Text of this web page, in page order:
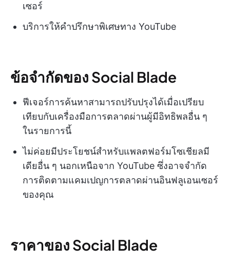
เซอร์
บริการให้คำปรึกษาพิเศษทาง YouTube
ข้อจำกัดของ Social Blade
ฟีเจอร์การค้นหาสามารถปรับปรุงได้เมื่อเปรียบ
เทียบกับเครื่องมือการตลาดผ่านผู้มีอิทธิพลอื่น ๆ
ในรายการนี้
ไม่ค่อยมีประโยชน์สำหรับแพลตฟอร์มโซเชียลมี
เดียอื่น ๆ นอกเหนือจาก YouTube ซึ่งอาจจำกัด
การติดตามแคมเปญการตลาดผ่านอินฟลูเอนเซอร์
ของคุณ
ราคาของ Social Blade